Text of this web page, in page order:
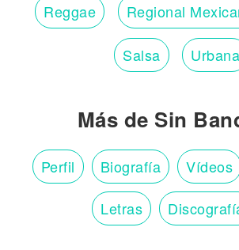
Reggae Regional
Salsa Urbana
Más de Sin
Perfil Biografía Vídeos
Letras